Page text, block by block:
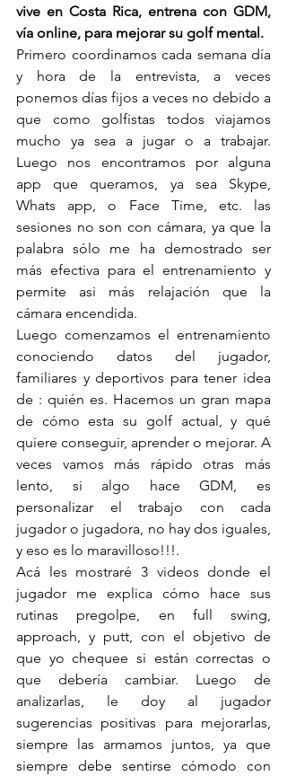
vive en Costa Rica, entrena con GDM,
vía online, para mejorar su golf mental.
Primero coordinamos cada semana día
y hora de la entrevista, a veces
ponemos días fijos a veces no debido a
que como golfistas todos viajamos
mucho ya sea a jugar o a trabajar.
Luego nos encontramos por alguna
app que queramos, ya sea Skype,
Whats app, o Face Time, etc. las
sesiones no son con cámara, ya que la
palabra sólo me ha demostrado ser
más efectiva para el entrenamiento y
permite asi más relajación que la
cámara encendida.
Luego comenzamos el entrenamiento
conociendo datos del jugador,
familiares y deportivos para tener idea
de : quién es. Hacemos un gran mapa
de cómo esta su golf actual, y qué
quiere conseguir, aprender o mejorar. A
veces vamos más rápido otras más
lento, si algo hace GDM, es
personalizar el trabajo con cada
jugador o jugadora, no hay dos iguales,
y eso es lo maravilloso!!!.
Acá les mostraré 3 videos donde el
jugador me explica cómo hace sus
rutinas pregolpe, en full swing,
approach, y putt, con el objetivo de
que yo chequee si están correctas o
que debería cambiar. Luego de
analizarlas, le doy al jugador
sugerencias positivas para mejorarlas,
siempre las armamos juntos, ya que
siempre debe sentirse cómodo con